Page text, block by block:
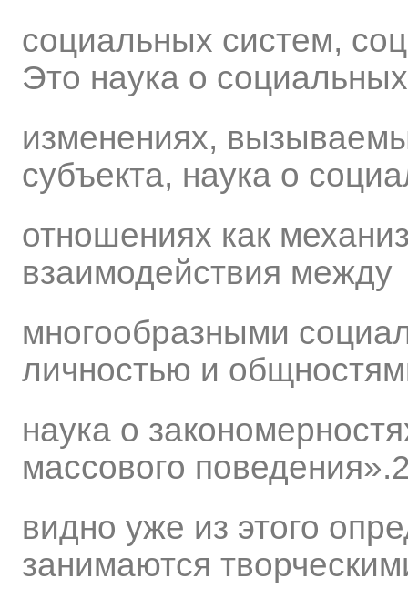
социальных систем,
Это наука о социальных
изменениях,
субъекта, наука о
отношениях как
взаимодействия между
многообразными
личностью и
наука о
массового
видно уже из этого
занимаются